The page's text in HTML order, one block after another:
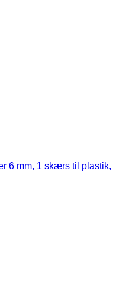
6 mm, 1 skærs til plastik,